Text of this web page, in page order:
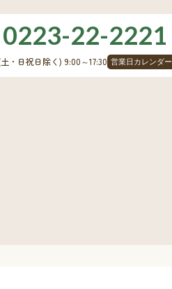
0223-22-2221
・日祝日除く) 9:00～17:30 営業日カレンダー